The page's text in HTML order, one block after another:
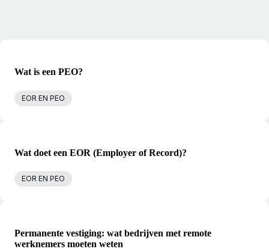
Wat is een PEO?
EOR EN PEO
Wat doet een EOR (Employer of Record)?
EOR EN PEO
Permanente vestiging: wat bedrijven met remote
werknemers moeten weten